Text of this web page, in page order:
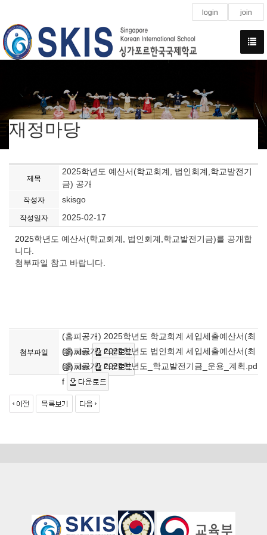
login join
재정마당
제목
2025학년도 예산서(학교회계, 법인회계,학교발전기
금) 공개
작성자 skisgo
작성일자 2025-02-17
2025학년도 예산서(학교회계, 법인회계,학교발전기금)를 공개합
니다.
첨부파일 참고 바랍니다.
첨부파일
(홈피공개) 2025학년도 학교회계 세입세출예산서(최
종).xlsx
(홈피공개) 2025학년도 법인회계 세입세출예산서(최
종).xlsx
(홈피공개) 2025학년도_학교발전기금_운용_계획.pd
f